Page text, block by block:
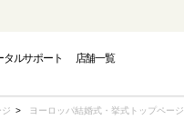
タルサポート 店舗一覧
ジ ヨーロッパ結婚式・挙式トップページ